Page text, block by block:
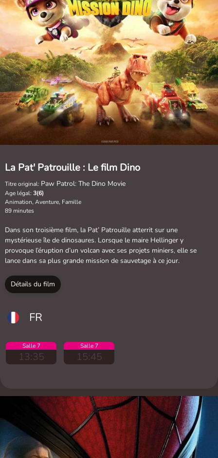
La Pat' Patrouille : Le film Dino
Titre original: Paw Patrol: The Dino Movie
Age légal: 3(6)
Animation, Aventure, Famille
89 minutes
Dans son troisième film, la Pat’ Patrouille atterrit sur une
mystérieuse île de dinosaures. Lorsque le maire Hellinger y
provoque l’éruption d’un volcan avec ses projets miniers, elle se
lance dans sa plus grande mission de sauvetage à ce jour.
Détails du film
FR
Salle 7
13:35
Salle 7
15:45